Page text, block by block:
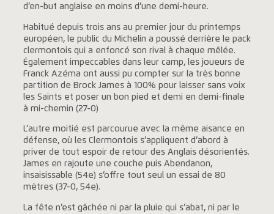
d’en-but anglaise en moins d’une demi-heure.
Habitué depuis trois ans au premier jour du printemps
européen, le public du Michelin a poussé derrière le pack
clermontois qui a enfoncé son rival à chaque mêlée.
Également impeccables dans leur camp, les joueurs de
Franck Azéma ont aussi pu compter sur la très bonne
partition de Brock James à 100% pour laisser sans voix
les Saints et poser un bon pied et demi en demi-finale
à mi-chemin (27-0)
L’autre moitié est parcourue avec la même aisance en
défense, où les Clermontois s’appliquent d’abord à
priver de tout espoir de retour des Anglais désorientés.
James en rajoute une couche puis Abendanon,
insaisissable (54e) s’offre tout seul un essai de 80
mètres (37-0, 54e).
La fête n’est gâchée ni par la pluie qui s’abat, ni par le